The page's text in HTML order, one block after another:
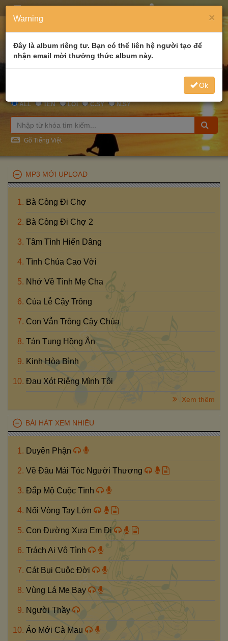
ALL TÊN LỜI C.SỸ N.SỸ
Gõ Tiếng Việt
MP3 MỚI UPLOAD
Bà Còng Đi Chợ
Bà Còng Đi Chợ 2
Tâm Tình Hiến Dâng
Tình Chúa Cao Vời
Nhớ Về Tình Mẹ Cha
Của Lễ Cậy Trông
Con Vẫn Trông Cậy Chúa
Tán Tụng Hồng Ân
Kinh Hòa Bình
Đau Xót Riêng Mình Tôi
Xem thêm
BÀI HÁT XEM NHIỀU
Duyên Phận
Về Đâu Mái Tóc Người Thương
Đắp Mộ Cuộc Tình
Nối Vòng Tay Lớn
Con Đường Xưa Em Đi
Trách Ai Vô Tình
Cát Bụi Cuộc Đời
Vùng Lá Me Bay
Người Thầy
Áo Mới Cà Mau
Warning ×
Đây là album riêng tư. Bạn có thể liên hệ người tạo để
nhận email mời thưởng thức album này.
Ok